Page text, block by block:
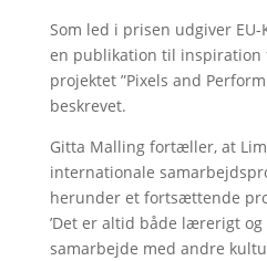
Som led i prisen udgiver
en publikation til inspiration
projektet ”Pixels and
beskrevet.
Gitta Malling fortæller, at
internationale
herunder et fortsættende
’Det er altid både lærerigt
samarbejde med andre